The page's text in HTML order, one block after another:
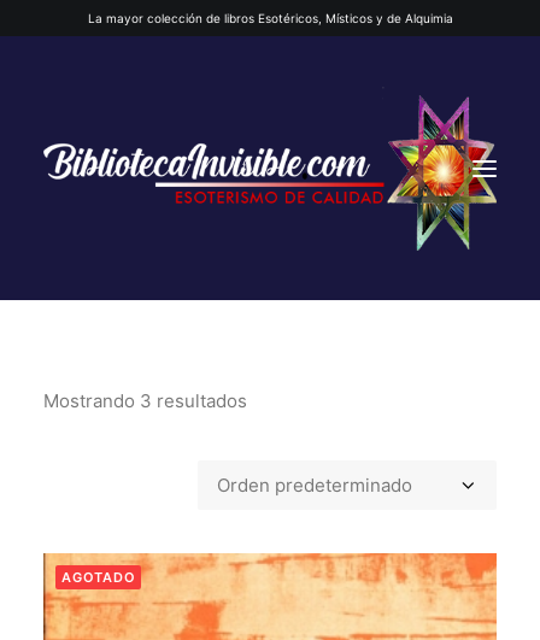
La mayor colección de libros Esotéricos, Místicos y de Alquimia
INICIO
CATEGORÍAS
Mostrando 3 resultados
AGOTADO